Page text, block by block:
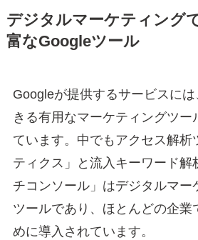
デジタルマーケティング
富なGoogleツール
Googleが提供するサービスに
きる有用なマーケティングツー
ています。中でもアクセス解析
ティクス」と流入キーワード解
チコンソール」はデジタルマー
ツールであり、ほとんどの企業
めに導入されています。